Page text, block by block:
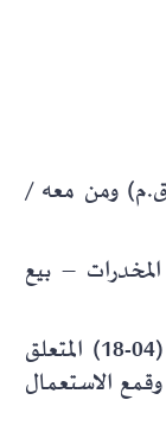
(ق.م) ومن معه /
– بيع
المرجع القانوني: المادة 17 من قانون (04-18) المتعلق
وقمع الاستعمال